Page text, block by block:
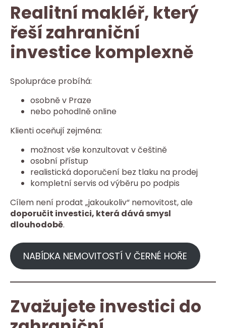
Realitní makléř, který
řeší zahraniční
investice komplexně
Spolupráce probíhá:
osobně v Praze
nebo pohodlně online
Klienti oceňují zejména:
možnost vše konzultovat v češtině
osobní přístup
realistická doporučení bez tlaku na prodej
kompletní servis od výběru po podpis
Cílem není prodat „jakoukoliv“ nemovitost, ale
doporučit investici, která dává smysl
dlouhodobě.
NABÍDKA NEMOVITOSTÍ V ČERNÉ HOŘE
Zvažujete investici do